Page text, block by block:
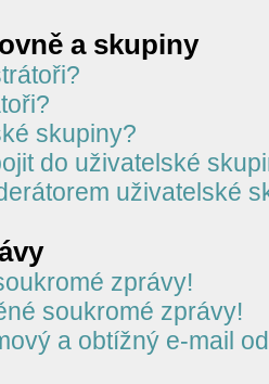
a skupiny
skupiny?
do uživatelské
uživatelské
zprávy!
soukromé zprávy!
a obtížný e-mail